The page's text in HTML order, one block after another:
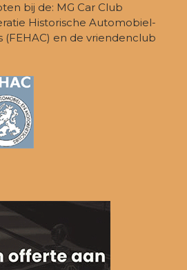
bij de: MG Car Club
Historische Automobiel-
en de vriendenclub